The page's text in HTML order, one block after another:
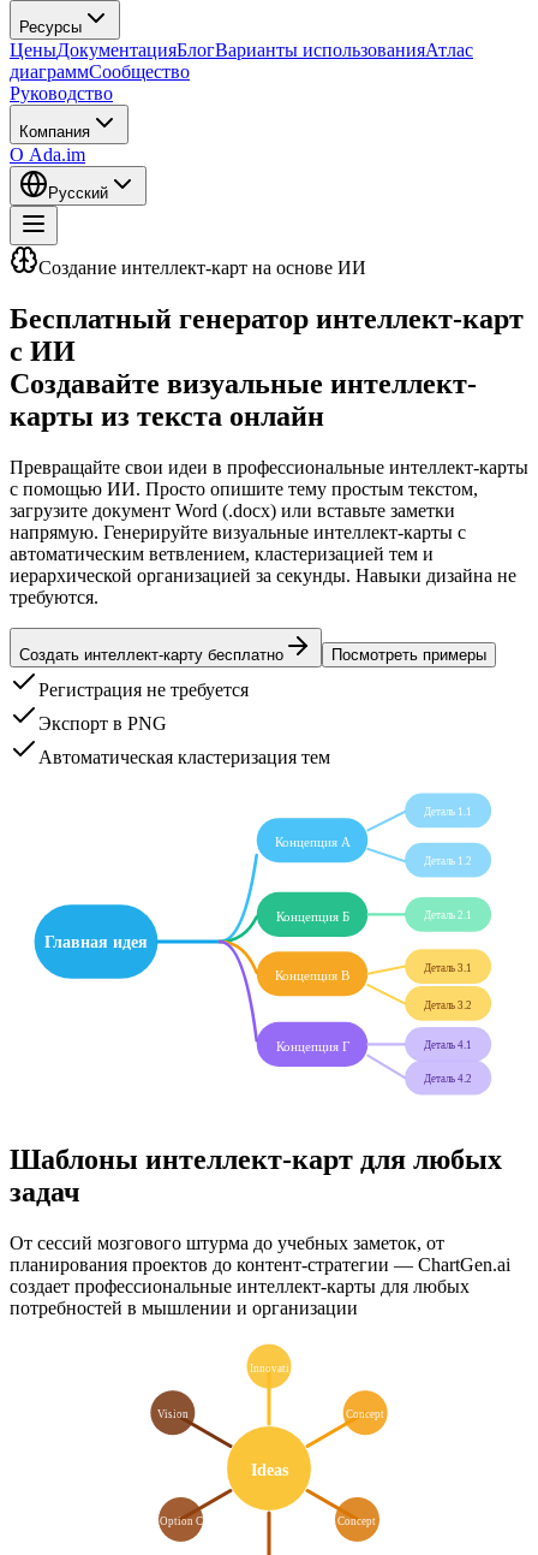
Ресурсы
ЦеныДокументацияБлогВарианты использованияАтлас
диаграммСообщество
Руководство
Компания
О Ada.im
Русский
Создание интеллект-карт на основе ИИ
Бесплатный генератор интеллект-карт
с ИИ
Создавайте визуальные интеллект-
карты из текста онлайн
Превращайте свои идеи в профессиональные интеллект-карты
с помощью ИИ. Просто опишите тему простым текстом,
загрузите документ Word (.docx) или вставьте заметки
напрямую. Генерируйте визуальные интеллект-карты с
автоматическим ветвлением, кластеризацией тем и
иерархической организацией за секунды. Навыки дизайна не
требуются.
Создать интеллект-карту бесплатно Посмотреть примеры
Регистрация не требуется
Экспорт в PNG
Автоматическая кластеризация тем
Главная идея
Концепция А
Деталь 1.1
Деталь 1.2
Концепция Б Деталь 2.1
Концепция В
Деталь 3.1
Деталь 3.2
Концепция Г Деталь 4.1
Деталь 4.2
Шаблоны интеллект-карт для любых
задач
От сессий мозгового штурма до учебных заметок, от
планирования проектов до контент-стратегии — ChartGen.ai
создает профессиональные интеллект-карты для любых
потребностей в мышлении и организации
Ideas
Innovati
Concept
Concept
Option C
Vision